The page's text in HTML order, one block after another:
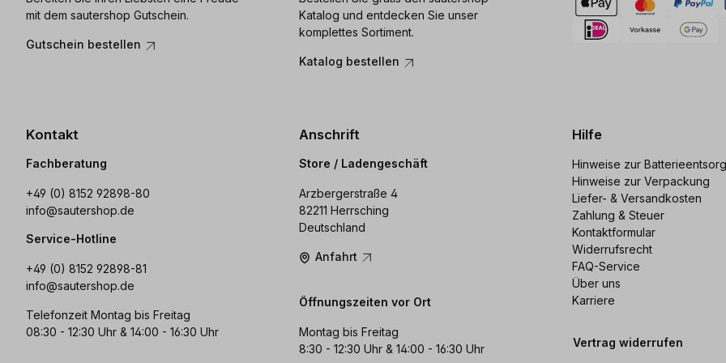
mit dem sautershop Gutschein.
Gutschein bestellen
Katalog und entdecken Sie unser
komplettes Sortiment.
Katalog bestellen
Kontakt
Fachberatung
+49 (0) 8152 92898-80
info@sautershop.de
Service-Hotline
+49 (0) 8152 92898-81
info@sautershop.de
Telefonzeit Montag bis Freitag
08:30 - 12:30 Uhr & 14:00 - 16:30 Uhr
Anschrift
Store / Ladengeschäft
Arzbergerstraße 4
82211 Herrsching
Deutschland
Anfahrt
Öffnungszeiten vor Ort
Montag bis Freitag
8:30 - 12:30 Uhr & 14:00 - 16:30 Uhr
Hilfe
Hinweise zur
Hinweise zur Verpackung
Liefer- & Versandkosten
Zahlung & Steuer
Kontaktformular
Widerrufsrecht
FAQ-Service
Über uns
Karriere
Vertrag widerrufen